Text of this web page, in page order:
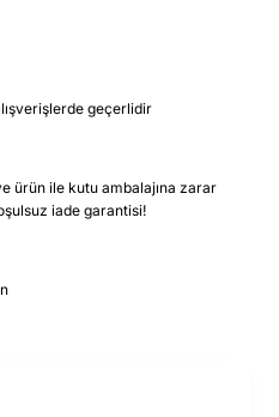
geçerlidir
ürün ile kutu ambalajına zarar
iade garantisi!